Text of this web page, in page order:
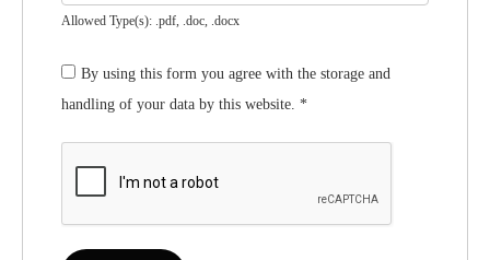
Allowed Type(s): .pdf, .doc, .docx
By using this form you agree with the storage and
handling of your data by this website. *